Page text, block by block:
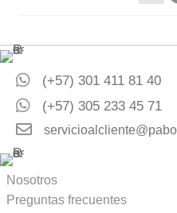
(+57) 301 411 81 40
(+57) 305 233 45 71
Nosotros
Preguntas frecuentes